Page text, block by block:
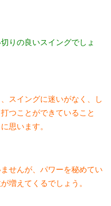
りの良いスイングでしょ
スイングに迷いがなく、し
つことができていること
思います。
せんが、パワーを秘めてい
増えてくるでしょう。